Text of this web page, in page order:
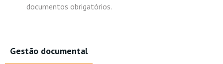
documentos obrigatórios.
Gestão documental